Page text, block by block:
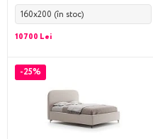
160x200 (în stoc)
10700 Lei
-25%